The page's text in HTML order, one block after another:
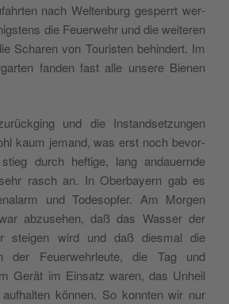
nach Wel­tenburg ges­per­rt wer­
die Feuer­wehr und die weit­eren
Scharen von Touris­ten behin­dert. Im
fan­den fast alle unsere Bienen
und die Instand­set­zun­gen
kaum jemand, was erst noch bevor­
durch heftige, lang andauernde
rasch an. In Ober­bay­ern gab es
und Todes­opfer. Am Mor­gen
abzuse­hen, daß das Wass­er der
steigen wird und daß dies­mal die
der Feuer­wehrleute, die Tag und
Gerät im Ein­satz waren, das Unheil
kön­nen. So kon­nten wir nur